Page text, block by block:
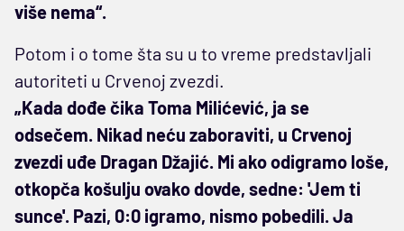
više nema“.
Potom i o tome šta su u to vreme predstavljali
autoriteti u Crvenoj zvezdi.
„Kada dođe čika Toma Milićević, ja se
odsečem. Nikad neću zaboraviti, u Crvenoj
zvezdi uđe Dragan Džajić. Mi ako odigramo loše,
otkopča košulju ovako dovde, sedne: 'Jem ti
sunce'. Pazi, 0:0 igramo, nismo pobedili. Ja